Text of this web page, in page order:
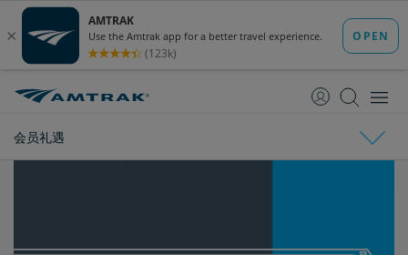
至
至
会员礼遇